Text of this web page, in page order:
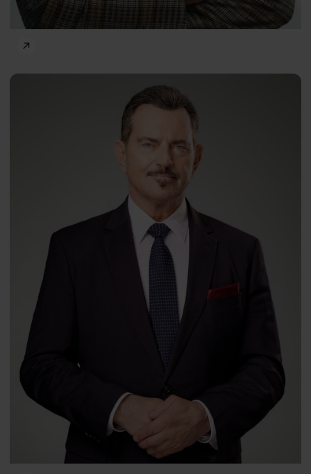
Robert Korzeniowski
Frontiers of Psychology
Tadeusz